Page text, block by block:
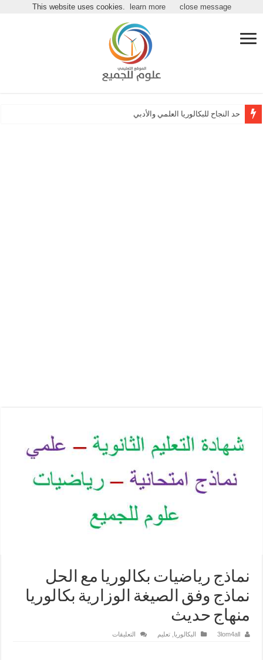
مرحباً بكـ بموقع علوم للجميع
تطبيق نتائج البكالوريا والتاسع الر
نماذج رياضيات بكالوريا مع الحل
نماذج وفق الصيغة الوزارية بكالوريا
منهاج حديث
3lom4all البكالوريا ,تعليم التعليقات
This website uses cookies. learn more close message